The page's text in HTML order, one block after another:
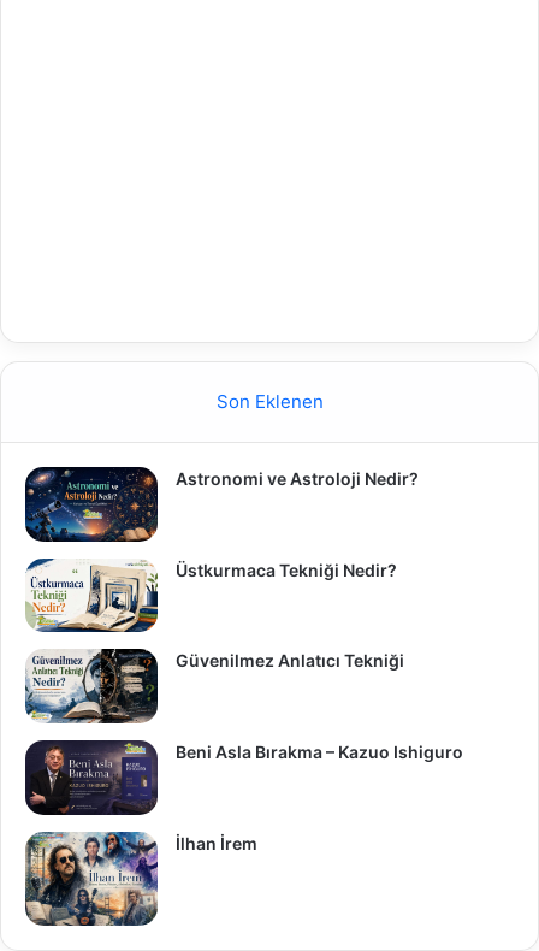
Son Eklenen
Astronomi ve Astroloji Nedir?
Üstkurmaca Tekniği Nedir?
Güvenilmez Anlatıcı Tekniği
Beni Asla Bırakma – Kazuo Ishiguro
İlhan İrem